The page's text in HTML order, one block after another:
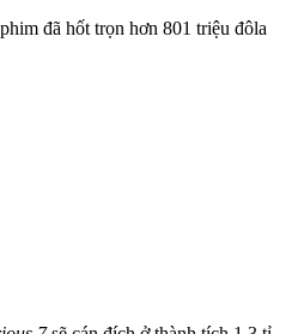
đã hốt trọn hơn 801 triệu đôla